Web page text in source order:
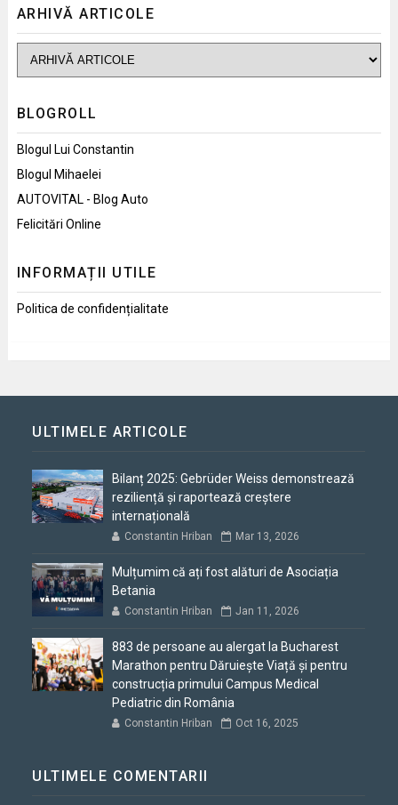
ARHIVĂ ARTICOLE
BLOGROLL
Blogul Lui Constantin
Blogul Mihaelei
AUTOVITAL - Blog Auto
Felicitări Online
INFORMAȚII UTILE
Politica de confidențialitate
ULTIMELE ARTICOLE
Bilanț 2025: Gebrüder Weiss demonstrează
reziliență și raportează creștere
internațională
Constantin Hriban Mar 13, 2026
Mulțumim că ați fost alături de Asociația
Betania
Constantin Hriban Jan 11, 2026
883 de persoane au alergat la Bucharest
Marathon pentru Dăruiește Viață și pentru
construcția primului Campus Medical
Pediatric din România
Constantin Hriban Oct 16, 2025
ULTIMELE COMENTARII